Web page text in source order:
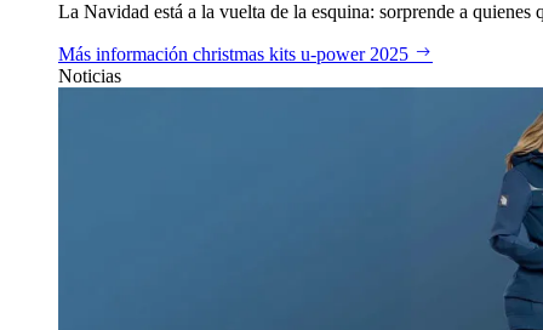
La Navidad está a la vuelta de la esquina: sorprende a
Más información christmas kits u‑power 2025
Noticias